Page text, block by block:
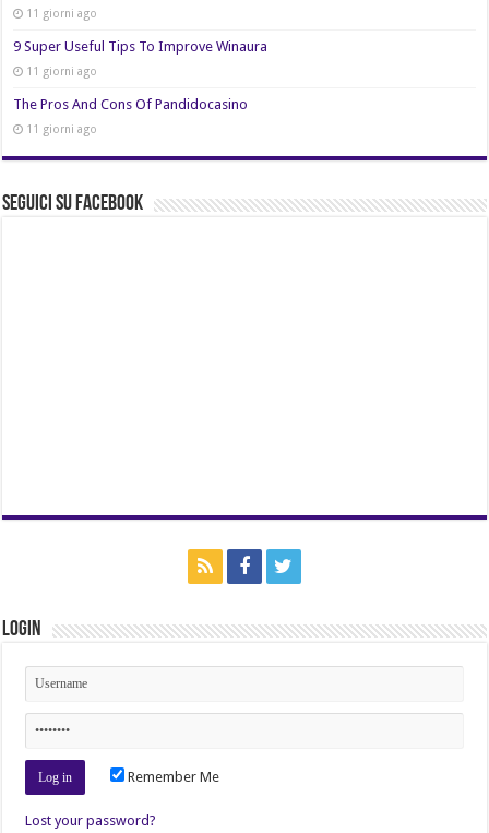
11 giorni ago
9 Super Useful Tips To Improve Winaura
11 giorni ago
The Pros And Cons Of Pandidocasino
11 giorni ago
Seguici su Facebook
Login
Remember Me
Lost your password?